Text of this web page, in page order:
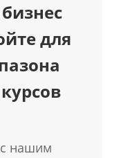
для
с нашим